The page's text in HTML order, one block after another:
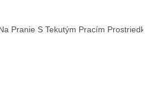
Pranie S Tekutým Pracím